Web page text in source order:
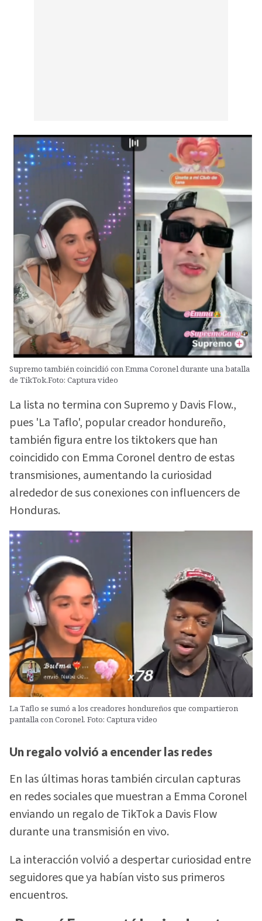
Supremo también coincidió con Emma Coronel durante una batalla
de TikTok.Foto: Captura video
La lista no termina con Supremo y Davis Flow.,
pues 'La Taflo', popular creador hondureño,
también figura entre los tiktokers que han
coincidido con Emma Coronel dentro de estas
transmisiones, aumentando la curiosidad
alrededor de sus conexiones con influencers de
Honduras.
La Taflo se sumó a los creadores hondureños que compartieron
pantalla con Coronel. Foto: Captura video
Un regalo volvió a encender las redes
En las últimas horas también circulan capturas
en redes sociales que muestran a Emma Coronel
enviando un regalo de TikTok a Davis Flow
durante una transmisión en vivo.
La interacción volvió a despertar curiosidad entre
seguidores que ya habían visto sus primeros
encuentros.